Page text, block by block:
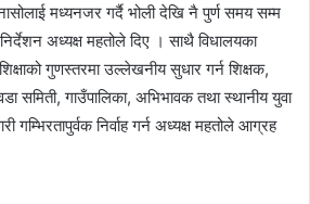
मध्यनजर गर्दै भोली देखि नै पुर्ण समय सम्म
अध्यक्ष महतोले दिए । साथै विधालयका
गुणस्तरमा उल्लेखनीय सुधार गर्न शिक्षक,
समिती, गाउँपालिका, अभिभावक तथा स्थानीय युवा
गम्भिरतापुर्वक निर्वाह गर्न अध्यक्ष महतोले आग्रह